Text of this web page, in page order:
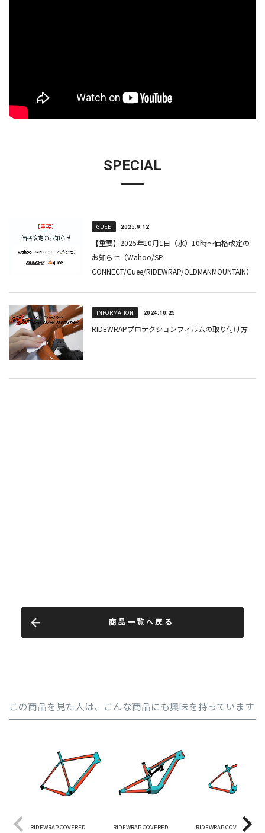
SPECIAL
商品一覧へ戻る
この商品を見た人は、こんな商品にも興味を持っています
RIDEWRAP COVERED
RIDEWRAP COVERED
RIDEWRAP COVERED